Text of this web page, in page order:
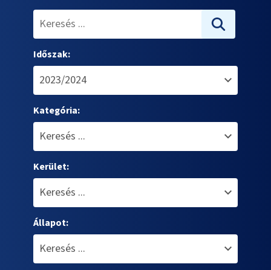
Időszak:
Kategória:
Kerület:
Állapot: